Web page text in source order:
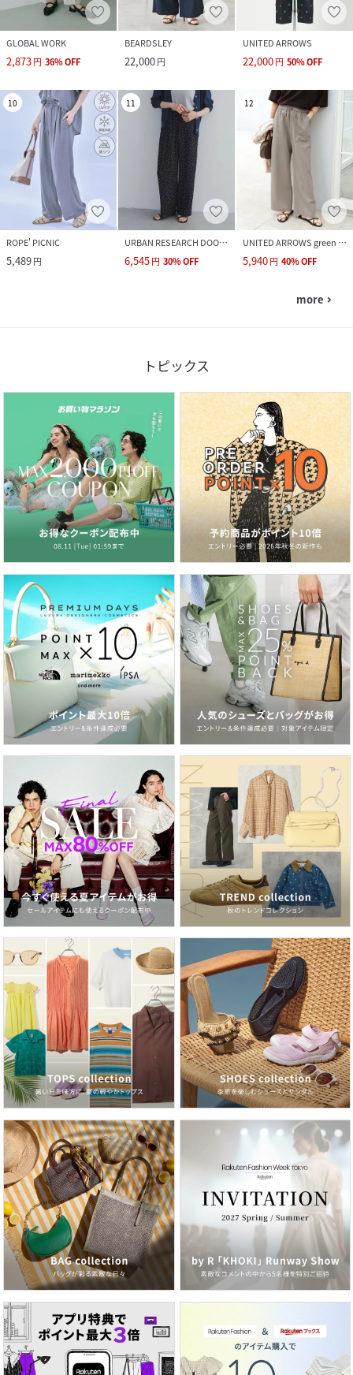
GLOBAL WORK
2,873円 36%OFF
BEARDSLEY
22,000円
UNITED ARROWS
22,000円 50%OFF
10
ROPE' PICNIC
5,489円
11
URBAN RESEARCH DOORS
6,545円 30%OFF
12
UNITED ARROWS green label relaxing
5,940円 40%OFF
more navigate_next
トピックス